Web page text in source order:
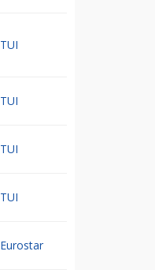
TUI
TUI
TUI
TUI
Eurostar